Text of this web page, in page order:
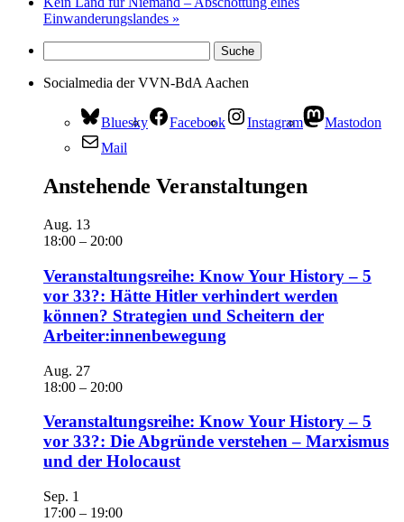
Einwanderungslandes »
Socialmedia der VVN-BdA Aachen
Bluesky Facebook Instagram
Mastodon
Mail
Anstehende Veranstaltungen
Aug. 13
18:00 – 20:00
Veranstaltungsreihe: Know Your History – 5
vor 33?: Hätte Hitler verhindert werden
können? Strategien und Scheitern der
Arbeiter:innenbewegung
Aug. 27
18:00 – 20:00
Veranstaltungsreihe: Know Your History – 5
vor 33?: Die Abgründe verstehen – Marxismus
und der Holocaust
Sep. 1
17:00 – 19:00